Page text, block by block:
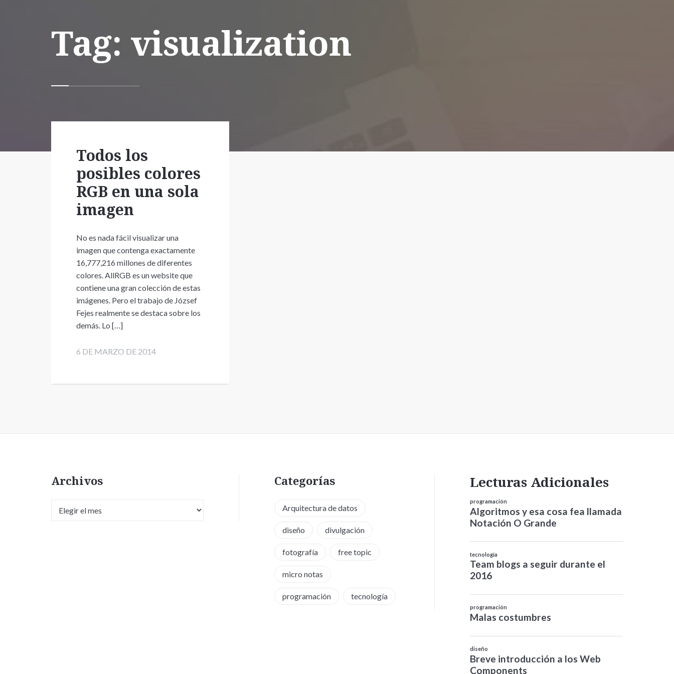
Tag: visualization
Todos los
posibles colores
RGB en una sola
imagen
No es nada fácil visualizar una
imagen que contenga exactamente
16,777,216 millones de diferentes
colores. AllRGB es un website que
contiene una gran colección de estas
imágenes. Pero el trabajo de József
Fejes realmente se destaca sobre los
demás. Lo […]
6 DE MARZO DE 2014
Archivos Categorías
Arquitectura de datos
diseño divulgación
fotografía free topic
micro notas
programación tecnología
Lecturas Adicionales